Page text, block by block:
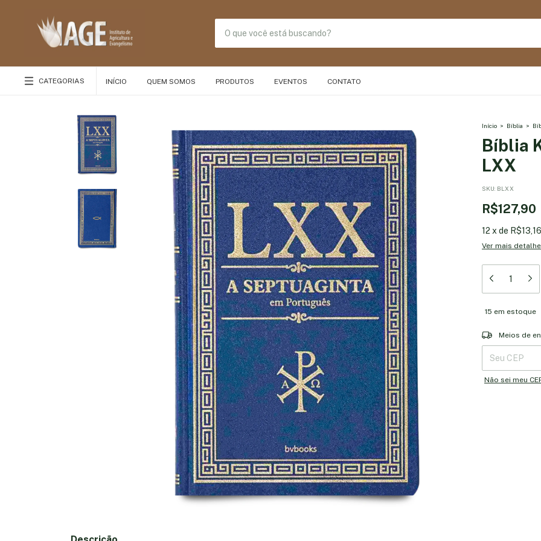
CATEGORIAS INÍCIO QUEM SOMOS PRODUTOS EVENTOS CONTATO
Início > Bíblia >
Bíblia
LXX
SKU: BLXX
R$127,90
12 x de R$13,16
Ver mais
15 em estoque
Entregas para o
Meios de
Não sei meu